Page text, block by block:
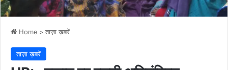
Home > ताज़ा ख़बरें
ताज़ा ख़बरें